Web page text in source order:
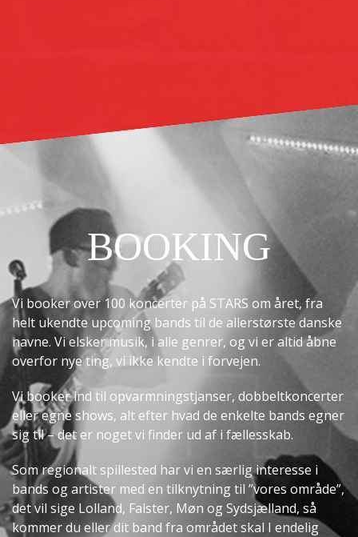
BOOKING
Vi booker over 100 koncerter på STARS om året, fra
helt ukendte upcoming bands til de allerstørste danske
navne. Vi elsker musik, i alle genrer, og vi er altid åbne
overfor nye ting, vi ikke kendte i forvejen.
Vi booker ind til opvarmningstjanser, dobbeltkoncerter
eller egne shows, alt efter hvad de enkelte bands egner
sig til – det er noget vi finder ud af i fællesskab.
Som regionalt spillested har vi en særlig interesse i
bands og artister med en tilknytning til ”vores område”,
det vil sige Lolland, Falster, Møn og Sydsjælland, så
kommer du eller dit band fra området skal I endelig